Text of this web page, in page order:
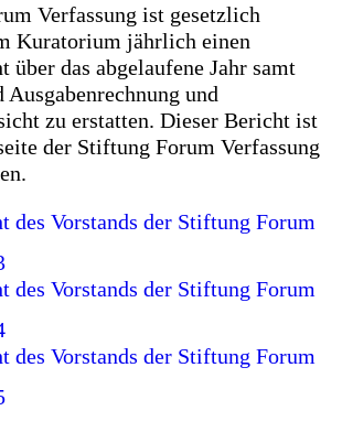
Verfassung ist gesetzlich
Kuratorium jährlich einen
über das abgelaufene Jahr samt
und
zu erstatten. Dieser Bericht ist
der Stiftung Forum Verfassung
des Vorstands der Stiftung Forum
des Vorstands der Stiftung Forum
des Vorstands der Stiftung Forum